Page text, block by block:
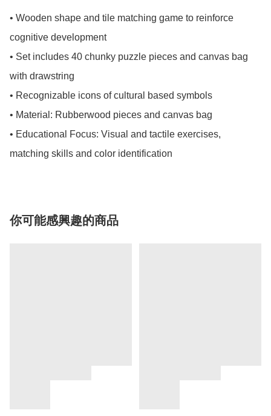
• Wooden shape and tile matching game to reinforce
cognitive development
• Set includes 40 chunky puzzle pieces and canvas bag
with drawstring
• Recognizable icons of cultural based symbols
• Material: Rubberwood pieces and canvas bag
• Educational Focus: Visual and tactile exercises,
matching skills and color identification
你可能感興趣的商品